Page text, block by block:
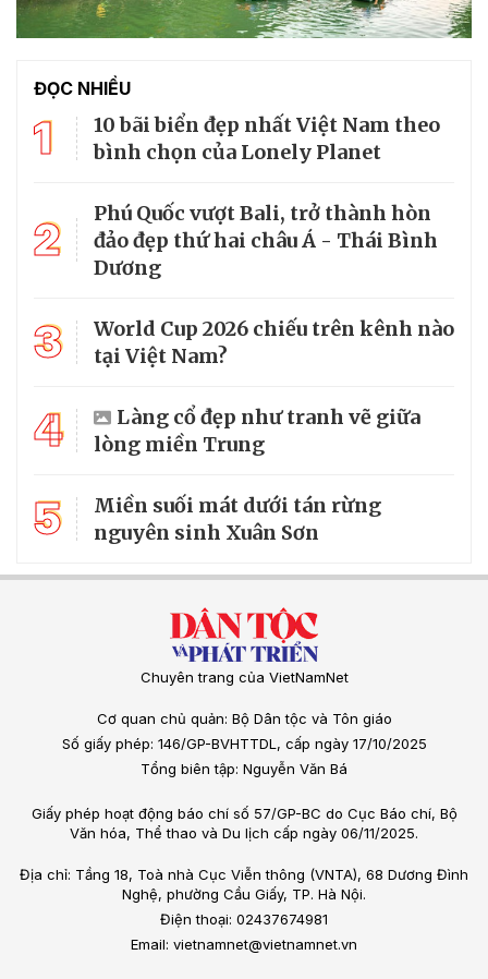
ĐỌC NHIỀU
1
10 bãi biển đẹp nhất Việt Nam theo
bình chọn của Lonely Planet
2
Phú Quốc vượt Bali, trở thành hòn
đảo đẹp thứ hai châu Á - Thái Bình
Dương
3
World Cup 2026 chiếu trên kênh nào
tại Việt Nam?
4
Làng cổ đẹp như tranh vẽ giữa
lòng miền Trung
5
Miền suối mát dưới tán rừng
nguyên sinh Xuân Sơn
Chuyên trang của VietNamNet
Cơ quan chủ quản: Bộ Dân tộc và Tôn giáo
Số giấy phép: 146/GP-BVHTTDL, cấp ngày 17/10/2025
Tổng biên tập: Nguyễn Văn Bá
Giấy phép hoạt động báo chí số 57/GP-BC do Cục Báo chí, Bộ
Văn hóa, Thể thao và Du lịch cấp ngày 06/11/2025.
Địa chỉ: Tầng 18, Toà nhà Cục Viễn thông (VNTA), 68 Dương Đình
Nghệ, phường Cầu Giấy, TP. Hà Nội.
Điện thoại: 02437674981
Email: vietnamnet@vietnamnet.vn